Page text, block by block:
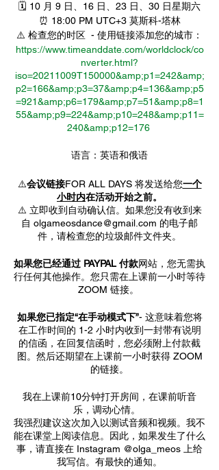
🗓 10 月 9 日、16 日、23 日、30 日星期六
⏰ 18:00 PM UTC+3 莫斯科-塔林
⚠️ 检查您的时区 - 使用链接添加您的城市：
https://www.timeanddate.com/worldclock/co
nverter.html?
iso=20211009T150000&amp;p1=242&amp;
p2=166&amp;p3=37&amp;p4=136&amp;p5
=921&amp;p6=179&amp;p7=51&amp;p8=1
55&amp;p9=224&amp;p10=248&amp;p11=
240&amp;p12=176
语言：英语和俄语
⚠️会议链接FOR ALL DAYS 将发送给您一个
小时内在活动开始之前。
⚠️ 立即收到自动确认信。如果您没有收到来
自 olgameosdance@gmail.com 的电子邮
件，请检查您的垃圾邮件文件夹。
如果您已经通过 PAYPAL 付款网站，您无需执
行任何其他操作。您只需在上课前一小时等待
ZOOM 链接。
如果您已指定“在手动模式下”- 这意味着您将
在工作时间的 1-2 小时内收到一封带有说明
的信函，在回复信函时，您必须附上付款截
图。然后还期望在上课前一小时获得 ZOOM
的链接。
我在上课前10分钟打开房间，在课前听音
乐，调动心情。
我强烈建议这次加入以测试音频和视频。我不
能在课堂上阅读信息。因此，如果发生了什么
事，请直接在 Instagram @olga_meos 上给
我写信。有最快的通知。